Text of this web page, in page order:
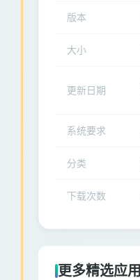
版本
大小
更新日期
系统要求
分类
下载次数
更多精选应用